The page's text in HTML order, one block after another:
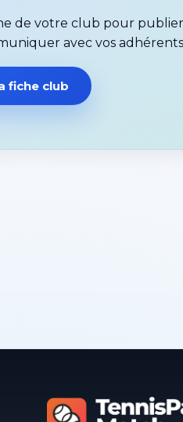
de votre club pour
avec vos
fiche club